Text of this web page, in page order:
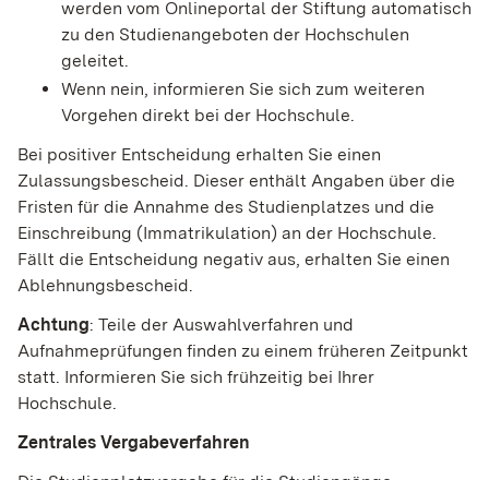
werden vom Onlineportal der Stiftung automatisch
zu den Studienangeboten der Hochschulen
geleitet.
Wenn nein, informieren Sie sich zum weiteren
Vorgehen direkt bei der Hochschule.
Bei positiver Entscheidung erhalten Sie einen
Zulassungsbescheid. Dieser enthält Angaben über die
Fristen für die Annahme des Studienplatzes und die
Einschreibung (Immatrikulation) an der Hochschule.
Fällt die Entscheidung negativ aus, erhalten Sie einen
Ablehnungsbescheid.
Achtung: Teile der Auswahlverfahren und
Aufnahmeprüfungen finden zu einem früheren Zeitpunkt
statt. Informieren Sie sich frühzeitig bei Ihrer
Hochschule.
Zentrales Vergabeverfahren